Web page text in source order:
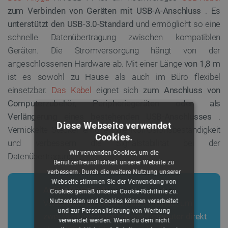
zum Verbinden von Geräten mit USB-A-Anschluss . Es
unterstützt den USB-3.0-Standard und ermöglicht so eine
schnelle Datenübertragung zwischen kompatiblen
Geräten. Die Stromversorgung hängt von der
angeschlossenen Hardware ab. Mit einer Länge von 1,8 m
ist es sowohl zu Hause als auch im Büro flexibel
einsetzbar. Das Kabel eignet sich zum Anschluss von
Computerzubehör, Peripheriegeräten oder als
Verlängerung eines bestehenden USB-Anschlusses
Vernickelte Stecker erhöhen die Korrosionsbeständigkeit
und verbessern die Signalstabilität bei der
Datenübertragung.
Aufmerksamkeit!
Verwenden Sie dieses Kabel niemals, um
zwei Desktop- oder Laptop-Computer direkt
Diese Webseite verwendet
Cookies.
Wir verwenden Cookies, um die
Benutzerfreundlichkeit unserer Website zu
verbessern. Durch die weitere Nutzung unserer
Webseite stimmen Sie der Verwendung von
Cookies gemäß unserer Cookie-Richtlinie zu.
Nutzerdaten und Cookies können verarbeitet
und zur Personalisierung von Werbung
verwendet werden. Wenn du dem nicht